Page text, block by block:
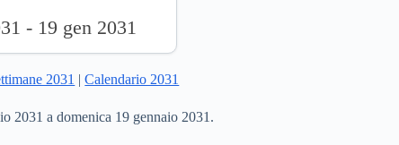
- 19 gen 2031
2031 |Calendario 2031
2031 a domenica 19 gennaio 2031.